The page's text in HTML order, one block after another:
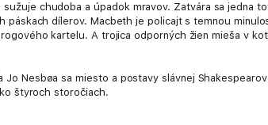
chudoba a úpadok mravov. Zatvára sa jedna
páskach dílerov. Macbeth je policajt s temnou
kartelu. A trojica odporných žien mieša v
Nesbøa sa miesto a postavy slávnej
štyroch storočiach.